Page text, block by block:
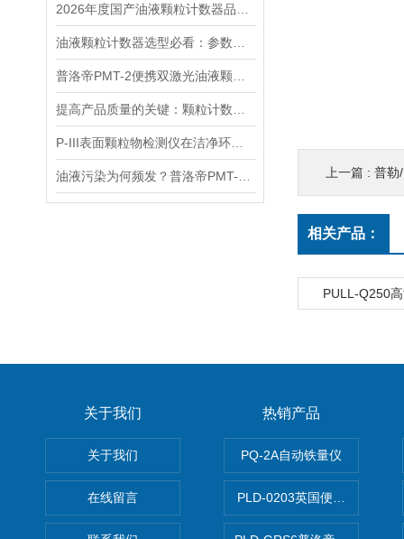
上一篇 : 普勒
相关产品：
PULL-Q250
关于我们
关于我们
在线留言
热销产品
PQ-2A自动铁量仪
PLD-0203英国便携式油品颗